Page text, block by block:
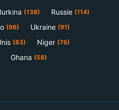
(138) Russie (114)
(96) Ukraine (91)
(83) Niger (78)
Ghana (58)